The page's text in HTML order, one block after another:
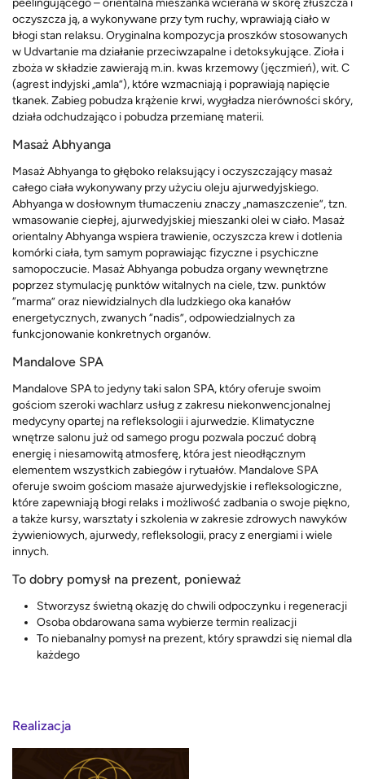
oczyszcza ją, a wykonywane przy tym ruchy, wprawiają ciało w
błogi stan relaksu. Oryginalna kompozycja proszków stosowanych
w Udvartanie ma działanie przeciwzapalne i detoksykujące. Zioła i
zboża w składzie zawierają m.in. kwas krzemowy (jęczmień), wit. C
(agrest indyjski „amla”), które wzmacniają i poprawiają napięcie
tkanek. Zabieg pobudza krążenie krwi, wygładza nierówności skóry,
działa odchudzająco i pobudza przemianę materii.
Masaż Abhyanga
Masaż Abhyanga to głęboko relaksujący i oczyszczający masaż
całego ciała wykonywany przy użyciu oleju ajurwedyjskiego.
Abhyanga w dosłownym tłumaczeniu znaczy „namaszczenie”, tzn.
wmasowanie ciepłej, ajurwedyjskiej mieszanki olei w ciało. Masaż
orientalny Abhyanga wspiera trawienie, oczyszcza krew i dotlenia
komórki ciała, tym samym poprawiając fizyczne i psychiczne
samopoczucie. Masaż Abhyanga pobudza organy wewnętrzne
poprzez stymulację punktów witalnych na ciele, tzw. punktów
“marma” oraz niewidzialnych dla ludzkiego oka kanałów
energetycznych, zwanych “nadis”, odpowiedzialnych za
funkcjonowanie konkretnych organów.
Mandalove SPA
Mandalove SPA to jedyny taki salon SPA, który oferuje swoim
gościom szeroki wachlarz usług z zakresu niekonwencjonalnej
medycyny opartej na refleksologii i ajurwedzie. Klimatyczne
wnętrze salonu już od samego progu pozwala poczuć dobrą
energię i niesamowitą atmosferę, która jest nieodłącznym
elementem wszystkich zabiegów i rytuałów. Mandalove SPA
oferuje swoim gościom masaże ajurwedyjskie i refleksologiczne,
które zapewniają błogi relaks i możliwość zadbania o swoje piękno,
a także kursy, warsztaty i szkolenia w zakresie zdrowych nawyków
żywieniowych, ajurwedy, refleksologii, pracy z energiami i wiele
innych.
To dobry pomysł na prezent, ponieważ
Stworzysz świetną okazję do chwili odpoczynku i regeneracji
Osoba obdarowana sama wybierze termin realizacji
To niebanalny pomysł na prezent, który sprawdzi się niemal dla
każdego
Realizacja